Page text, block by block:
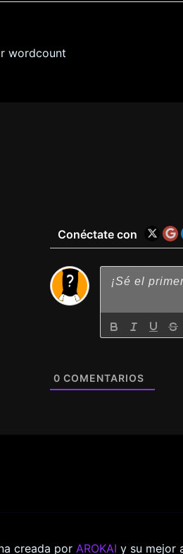
wordcount
Conéctate con
0 COMENTARIOS
creada por AROKAI y su mejor